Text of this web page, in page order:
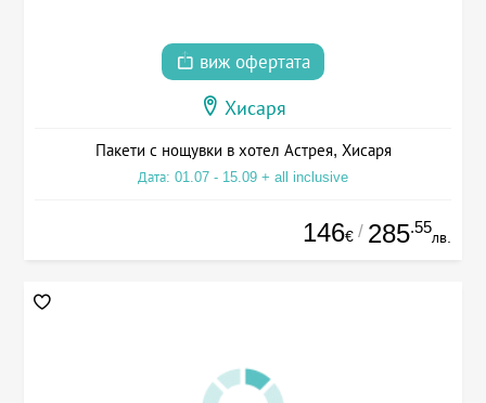
виж офертата
Хисаря
Пакети с нощувки в хотел Астрея, Хисаря
Дата: 01.07 - 15.09 + all inclusive
146€ / 285.55
лв.